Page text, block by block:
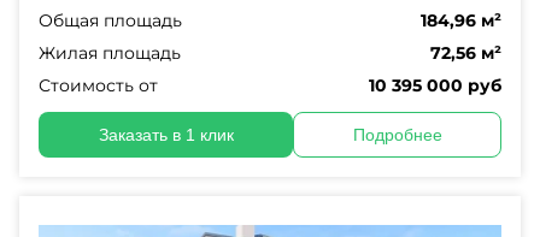
Общая площадь
184,96 м²
Жилая площадь
72,56 м²
Стоимость от
10 395 000 руб
Заказать в 1 клик Подробнее